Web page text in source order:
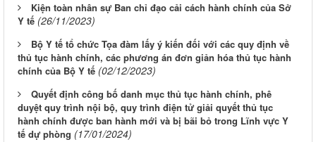
Kiện toàn nhân sự Ban chỉ đạo cải cách hành chính của Sở
Y tế (26/11/2023)
Bộ Y tế tổ chức Tọa đàm lấy ý kiến đối với các quy định về
thủ tục hành chính, các phương án đơn giản hóa thủ tục hành
chính của Bộ Y tế (02/12/2023)
Quyết định công bố danh mục thủ tục hành chính, phê
duyệt quy trình nội bộ, quy trình điện tử giải quyết thủ tục
hành chính được ban hành mới và bị bãi bỏ trong Lĩnh vực Y
tế dự phòng (17/01/2024)